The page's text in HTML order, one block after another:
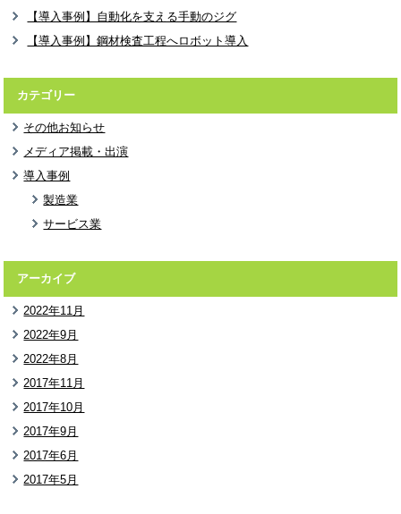
【導入事例】自動化を支える手動のジグ
【導入事例】鋼材検査工程へロボット導入
カテゴリー
その他お知らせ
メディア掲載・出演
導入事例
製造業
サービス業
アーカイブ
2022年11月
2022年9月
2022年8月
2017年11月
2017年10月
2017年9月
2017年6月
2017年5月